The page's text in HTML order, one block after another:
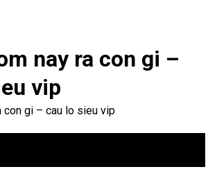
nay ra con gi –
vip
con gi – cau lo sieu vip